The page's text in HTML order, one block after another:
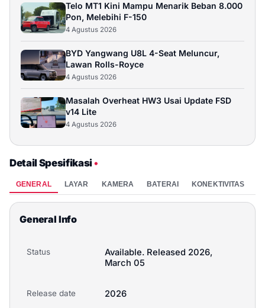
Telo MT1 Kini Mampu Menarik Beban 8.000
Pon, Melebihi F-150
4 Agustus 2026
BYD Yangwang U8L 4-Seat Meluncur,
Lawan Rolls-Royce
4 Agustus 2026
Masalah Overheat HW3 Usai Update FSD
v14 Lite
4 Agustus 2026
Detail Spesifikasi•
GENERAL LAYAR KAMERA BATERAI KONEKTIVITAS
General Info
Status
Available. Released 2026,
March 05
Release date 2026